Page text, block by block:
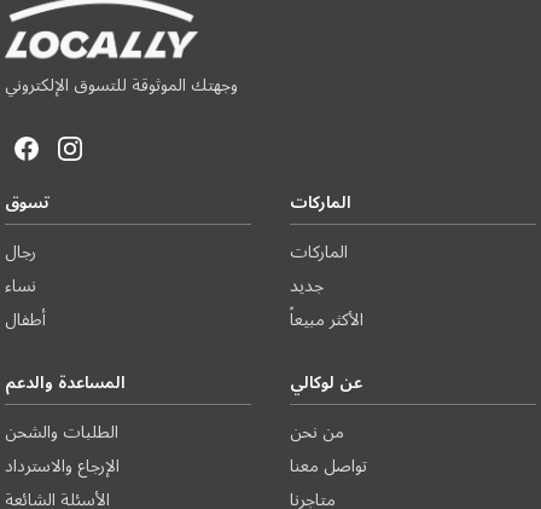
وجهتك الموثوقة للتسوق الإلكتروني
تسوق
رجال
نساء
أطفال
الماركات
الماركات
جديد
الأكثر مبيعاً
المساعدة والدعم
الطلبات والشحن
الإرجاع والاسترداد
الأسئلة الشائعة
عن لوكالي
من نحن
تواصل معنا
متاجرنا